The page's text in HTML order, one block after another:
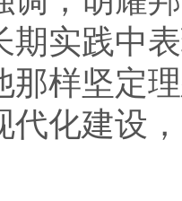
期实践中
那样坚定
代化建设